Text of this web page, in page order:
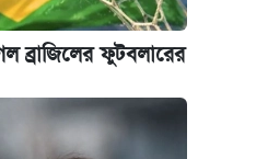
ব্রাজিলের ফুটবলারের